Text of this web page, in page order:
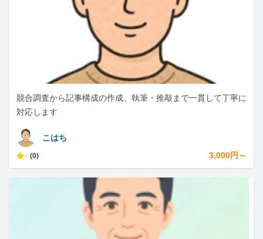
競合調査から記事構成の作成、執筆・推敲まで一貫して丁寧に
対応します
こはち
- (0) 3,000円～